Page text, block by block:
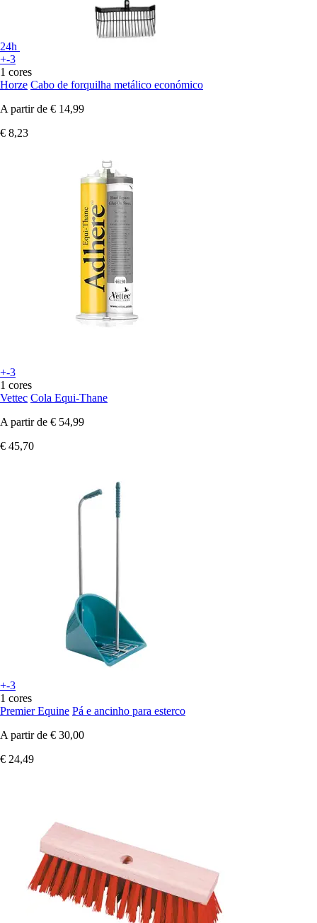
24h
+-3
1 cores
Horze Cabo de forquilha metálico económico
A partir de € 14,99
€ 8,23
+-3
1 cores
Vettec Cola Equi-Thane
A partir de € 54,99
€ 45,70
+-3
1 cores
Premier Equine Pá e ancinho para esterco
A partir de € 30,00
€ 24,49